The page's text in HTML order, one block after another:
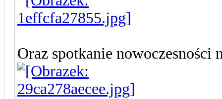
Oraz spotkanie nowoczesności